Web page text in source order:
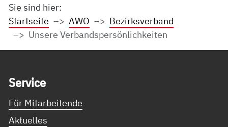
Sie sind hier:
Startseite
AWO
Bezirksverband
Unsere Verbandspersönlichkeiten
Ser­vice
Für Mitarbeitende
Aktuelles